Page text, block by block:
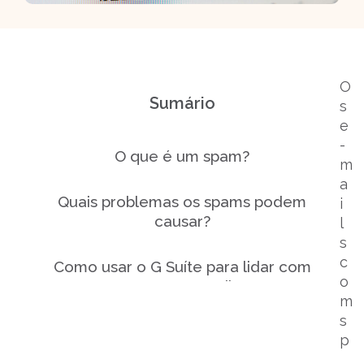
O
s
e
-
m
a
i
l
s
c
o
m
s
p
Sumário
O que é um spam?
Quais problemas os spams podem
causar?
Como usar o G Suíte para lidar com
spam no Gmail?